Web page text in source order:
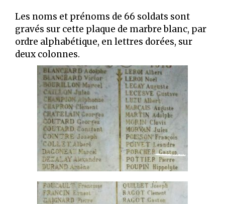
Les noms et prénoms de 66 soldats sont
gravés sur cette plaque de marbre blanc, par
ordre alphabétique, en lettres dorées, sur
deux colonnes.